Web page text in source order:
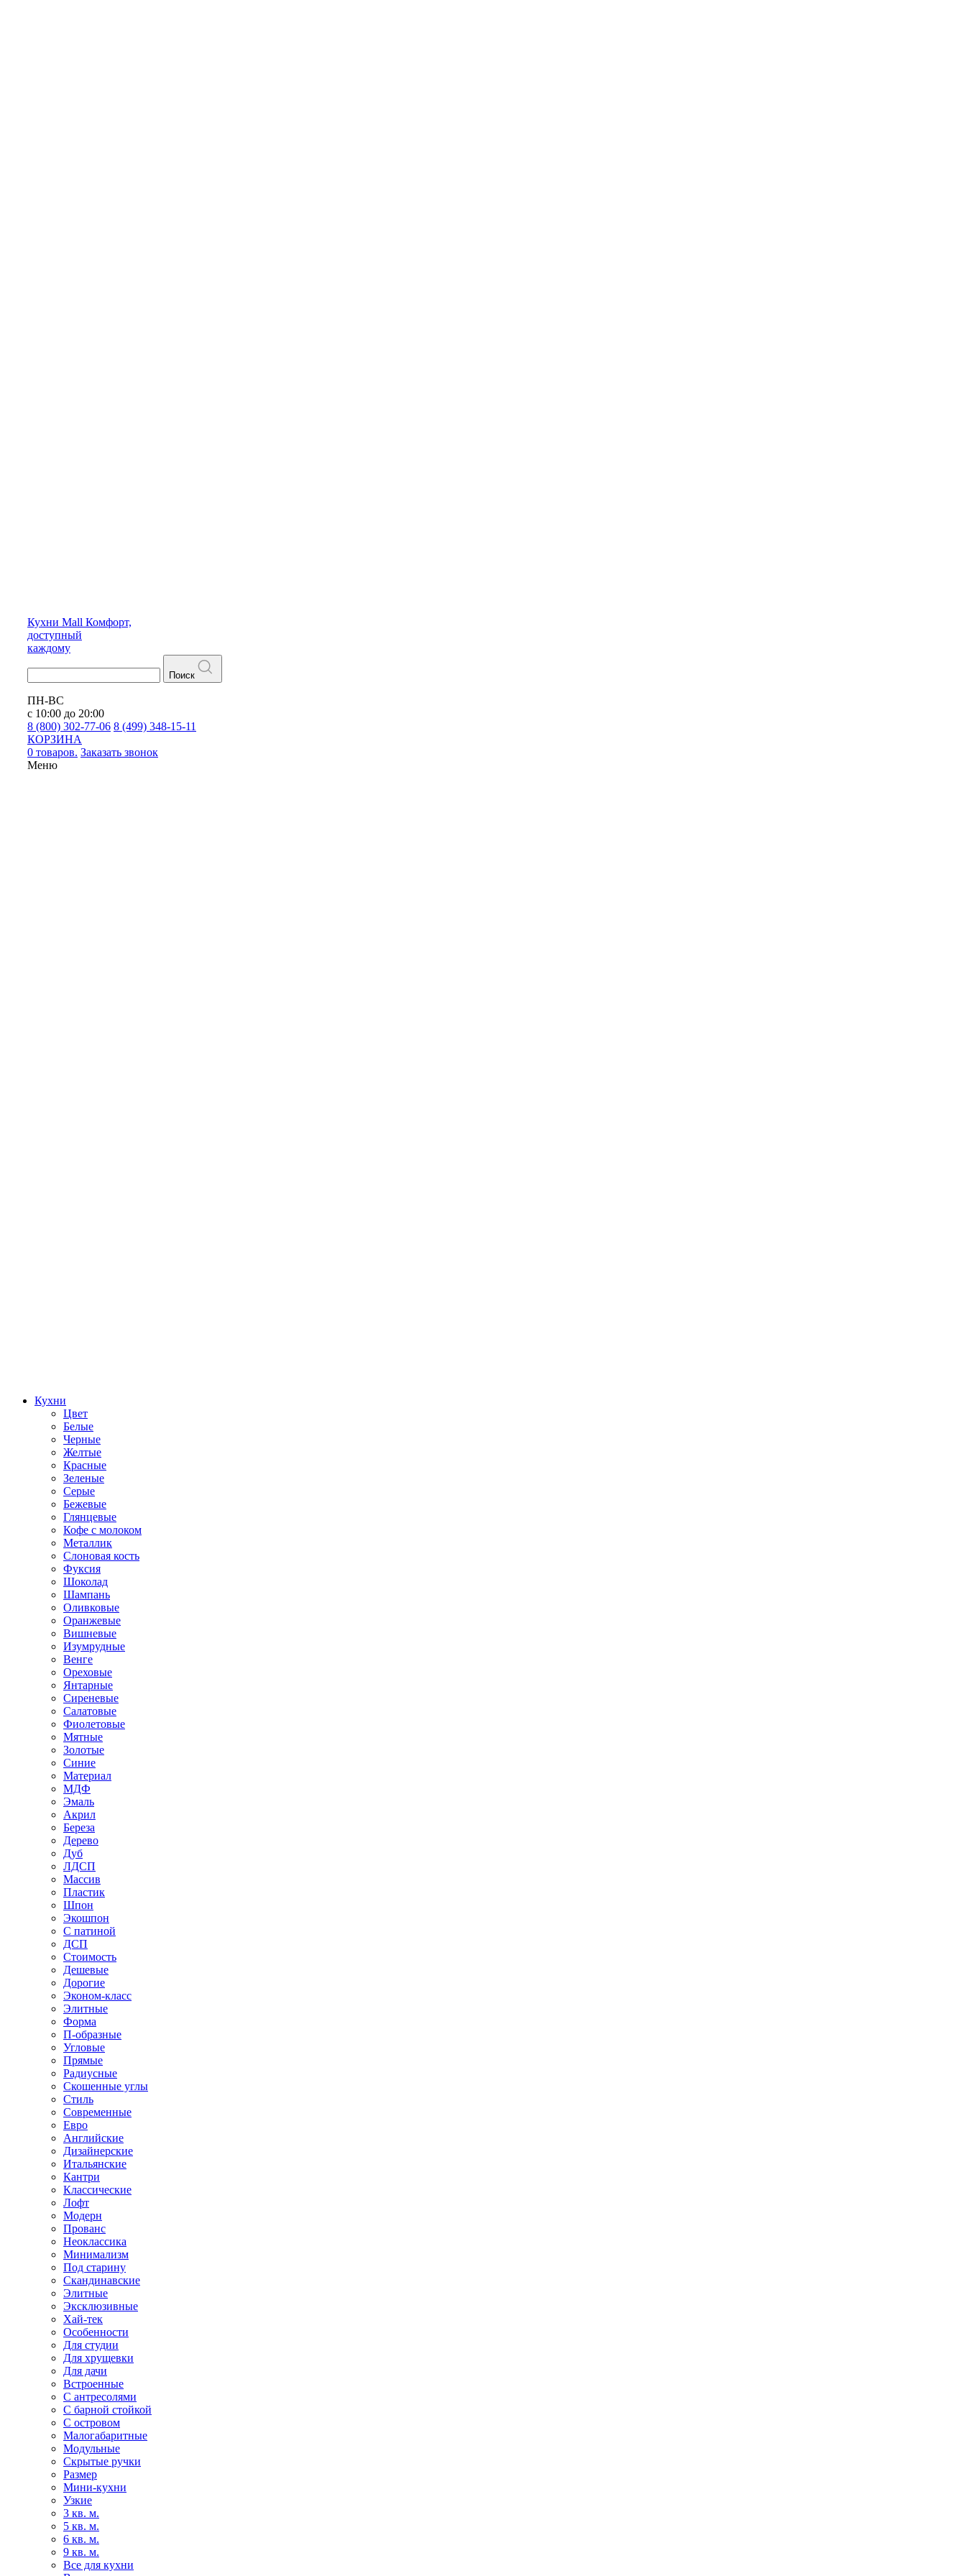
Кухни Mall Комфорт,
доступный
каждому
Поиск
ПН-ВС
с 10:00 до 20:00
8 (800) 302-77-06 8 (499) 348-15-11
КОРЗИНА
0 товаров. Заказать звонок
Меню
Кухни
Цвет
Белые
Черные
Желтые
Красные
Зеленые
Серые
Бежевые
Глянцевые
Кофе с молоком
Металлик
Слоновая кость
Фуксия
Шоколад
Шампань
Оливковые
Оранжевые
Вишневые
Изумрудные
Венге
Ореховые
Янтарные
Сиреневые
Салатовые
Фиолетовые
Мятные
Золотые
Синие
Материал
МДФ
Эмаль
Акрил
Береза
Дерево
Дуб
ЛДСП
Массив
Пластик
Шпон
Экошпон
С патиной
ДСП
Стоимость
Дешевые
Дорогие
Эконом-класс
Элитные
Форма
П-образные
Угловые
Прямые
Радиусные
Скошенные углы
Стиль
Современные
Евро
Английские
Дизайнерские
Итальянские
Кантри
Классические
Лофт
Модерн
Прованс
Неоклассика
Минимализм
Под старину
Скандинавские
Элитные
Эксклюзивные
Хай-тек
Особенности
Для студии
Для хрущевки
Для дачи
Встроенные
С антресолями
С барной стойкой
С островом
Малогабаритные
Модульные
Скрытые ручки
Размер
Мини-кухни
Узкие
3 кв. м.
5 кв. м.
6 кв. м.
9 кв. м.
Все для кухни